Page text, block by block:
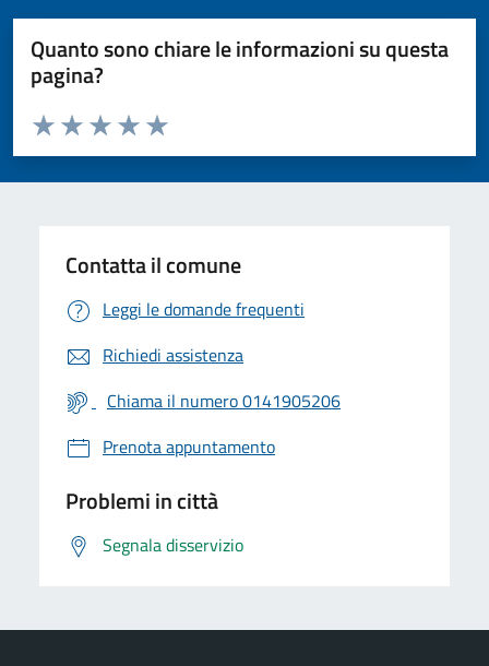
Quanto sono chiare le informazioni su questa
pagina?
Valuta da 1 a 5 stelle la pagina
Valuta 5 stelle su 5
Valuta 4 stelle su 5
Valuta 3 stelle su 5
Valuta 2 stelle su 5
Valuta 1 stelle su 5
Contatta il comune
Leggi le domande frequenti
Richiedi assistenza
Chiama il numero 0141905206
Prenota appuntamento
Problemi in città
Segnala disservizio